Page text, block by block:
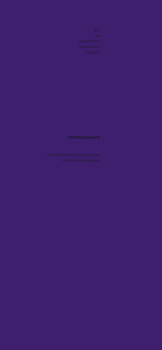
בלוג
ספר
הצהרת נגישות
מדיניות פרטיות
תקנון אתר
הישארו מעודכנים
תוכן מקצועי על גיוס ובינה מלאכותית -
פעם בשבועיים, ישירות למייל